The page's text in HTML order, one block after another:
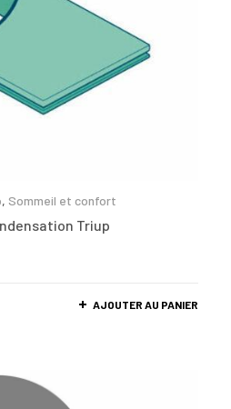
, Sommeil et confort
Triup
AJOUTER AU PANIER